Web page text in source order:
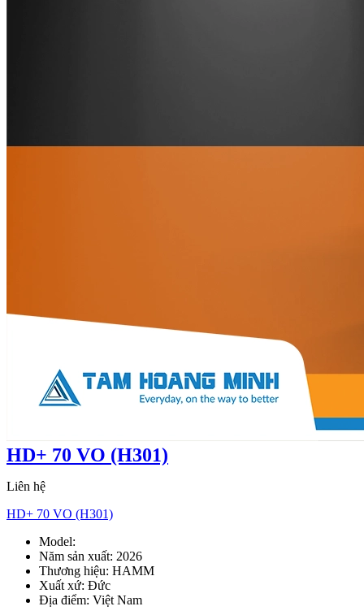
HD+ 70 VO (H301)
Liên hệ
HD+ 70 VO (H301)
Model:
Năm sản xuất: 2026
Thương hiệu: HAMM
Xuất xứ: Đức
Địa điểm: Việt Nam